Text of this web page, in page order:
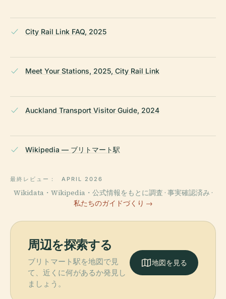
City Rail Link FAQ, 2025
Meet Your Stations, 2025, City Rail Link
Auckland Transport Visitor Guide, 2024
Wikipedia — ブリトマート駅
最終レビュー： APRIL 2026
Wikidata・Wikipedia・公式情報をもとに調査 · 事実確認済み ·
私たちのガイドづくり →
周辺を探索する
ブリトマート駅を地図で見
て、近くに何があるか発見し
ましょう。
地図を見る